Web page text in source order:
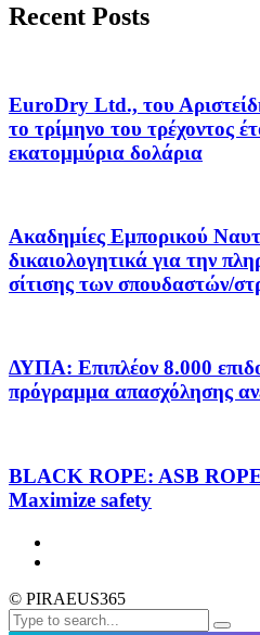
Recent Posts
EuroDry Ltd., του
το τρίμηνο του τρέχοντος
εκατομμύρια δολάρια
Ακαδημίες Εμπορικού
δικαιολογητικά για την
σίτισης των σπουδαστών/
ΔΥΠΑ: Επιπλέον 8.000
πρόγραμμα απασχόλησης
BLACK ROPE: ASB
Maximize safety
© PIRAEUS365